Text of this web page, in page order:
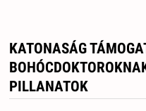
KATONASÁG
PILLANATOK